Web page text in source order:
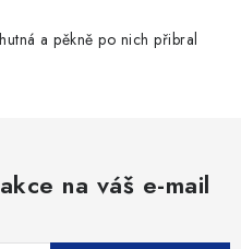
a pěkně po nich přibral
na váš e-mail